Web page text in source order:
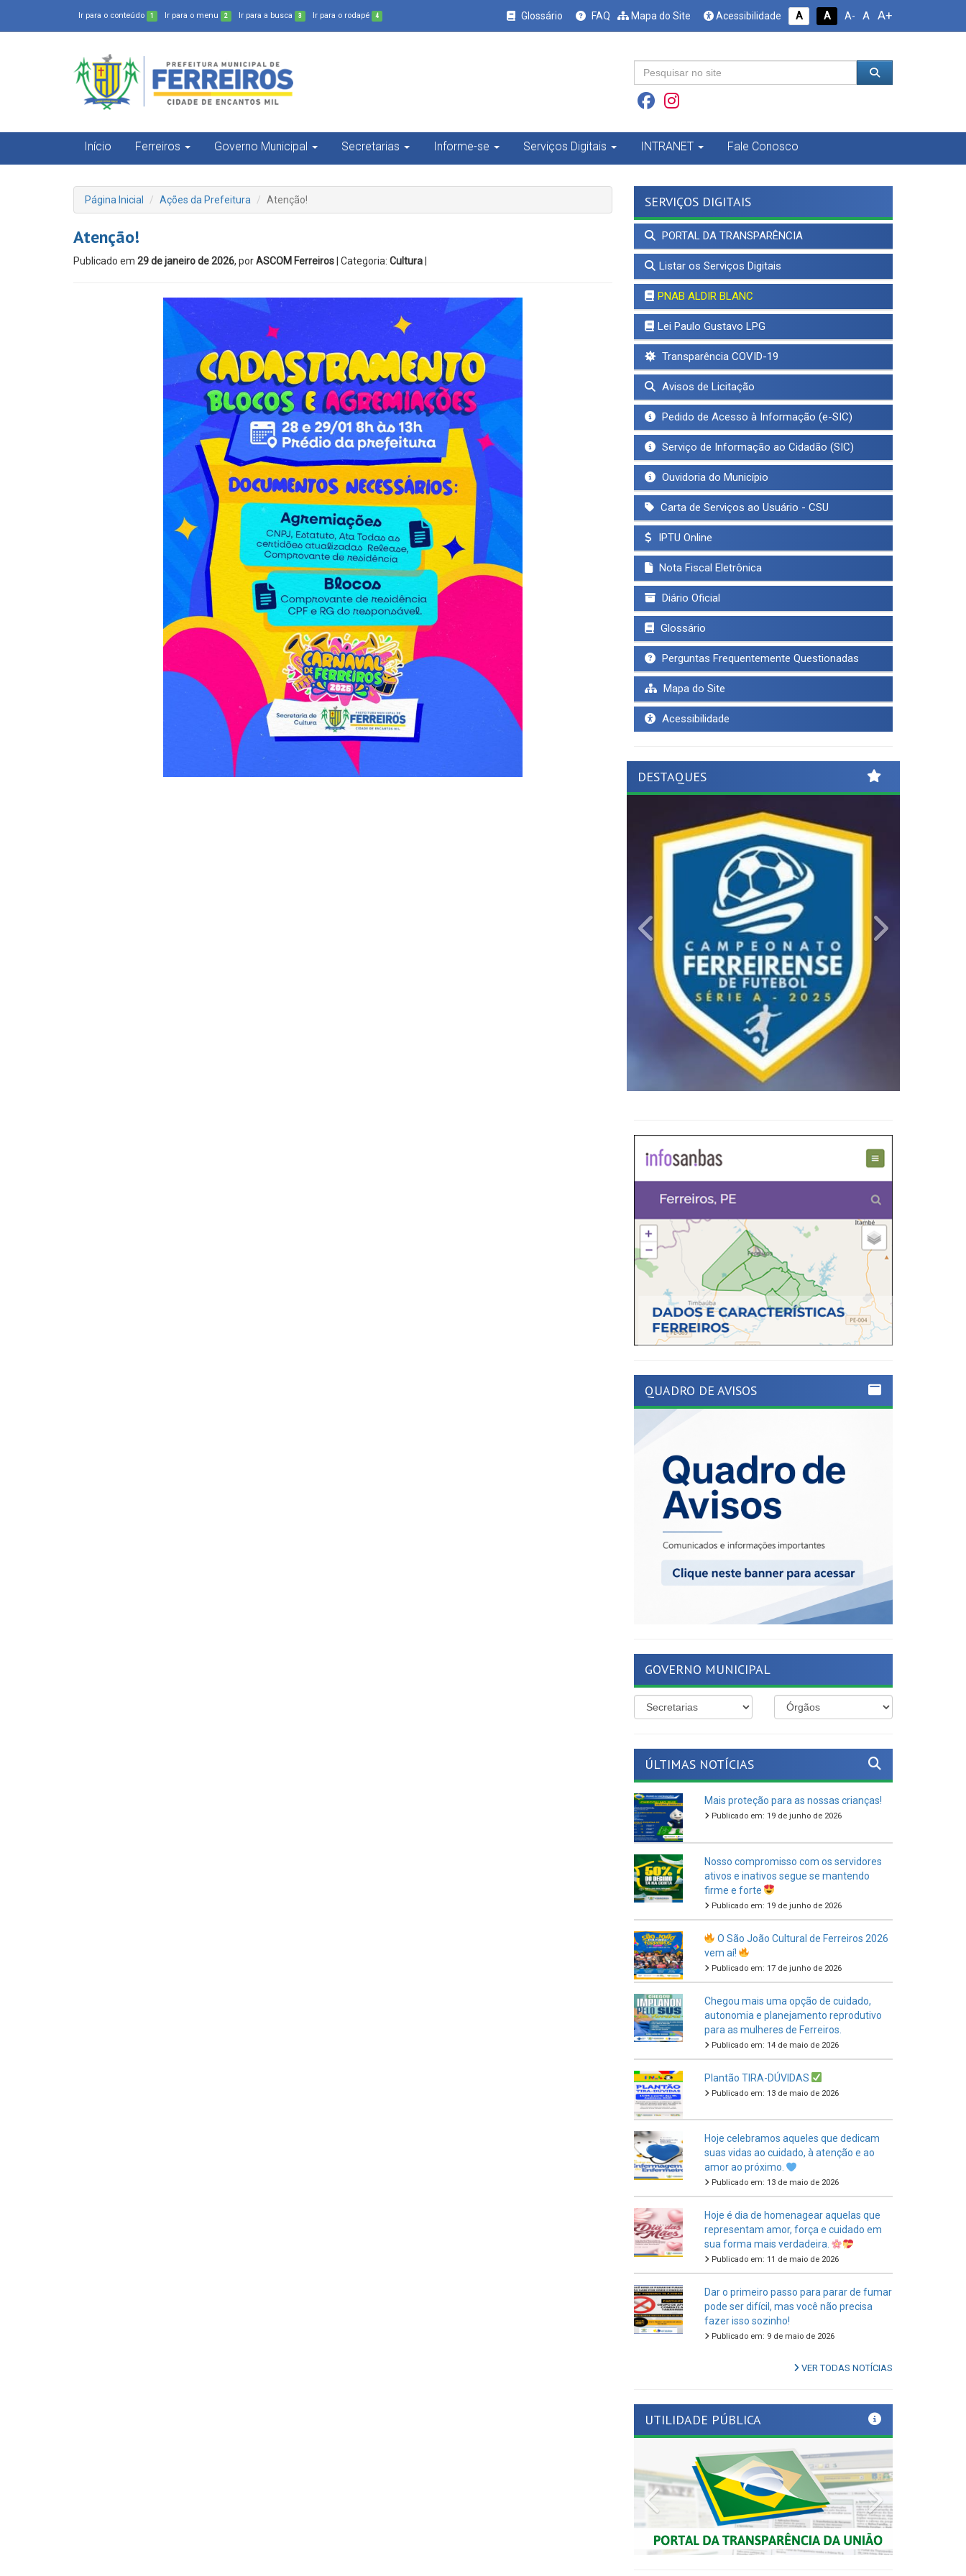
Ir para o conteúdo 1 Ir para o menu 2 Ir para a busca 3 Ir para o rodapé 4 Glossário FAQ Mapa do Site Acessibilidade A A A- A A+
Início Ferreiros Governo Municipal Secretarias Informe-se Serviços Digitais INTRANET Fale Conosco
Página Inicial Ações da Prefeitura Atenção!
Atenção!
Publicado em 29 de janeiro de 2026, porASCOM Ferreiros | Categoria: Cultura
SERVIÇOS DIGITAIS
PORTAL DA TRANSPARÊNCIA
Listar os Serviços Digitais
PNAB ALDIR BLANC
Lei Paulo Gustavo LPG
Transparência COVID-19
Avisos de Licitação
Pedido de Acesso à Informação (e-SIC)
Serviço de Informação ao Cidadão (SIC)
Ouvidoria do Município
Carta de Serviços ao Usuário - CSU
IPTU Online
Nota Fiscal Eletrônica
Diário Oficial
Glossário
Perguntas Frequentemente Questionadas
Mapa do Site
Acessibilidade
DESTAQUES
Mais proteção para as nossas crianças!
firme e forte
Publicado em: 19 de junho de 2026
Publicado em: 17 de junho de 2026
para as mulheres de Ferreiros.
Publicado em: 14 de maio de 2026
Publicado em: 13 de maio de 2026
amor ao próximo.
Publicado em: 13 de maio de 2026
sua forma mais verdadeira.
Publicado em: 11 de maio de 2026
fazer isso sozinho!
Publicado em: 9 de maio de 2026
Previous Next